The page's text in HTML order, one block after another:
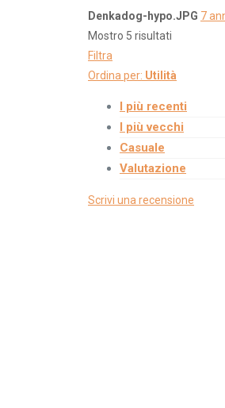
Denkadog-hypo.JPG 7
Mostro 5 risultati
Filtra
Ordina per: Utilità
I più recenti
I più vecchi
Casuale
Valutazione
Scrivi una recensione